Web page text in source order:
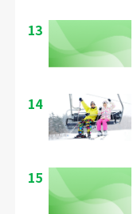
13
14
15